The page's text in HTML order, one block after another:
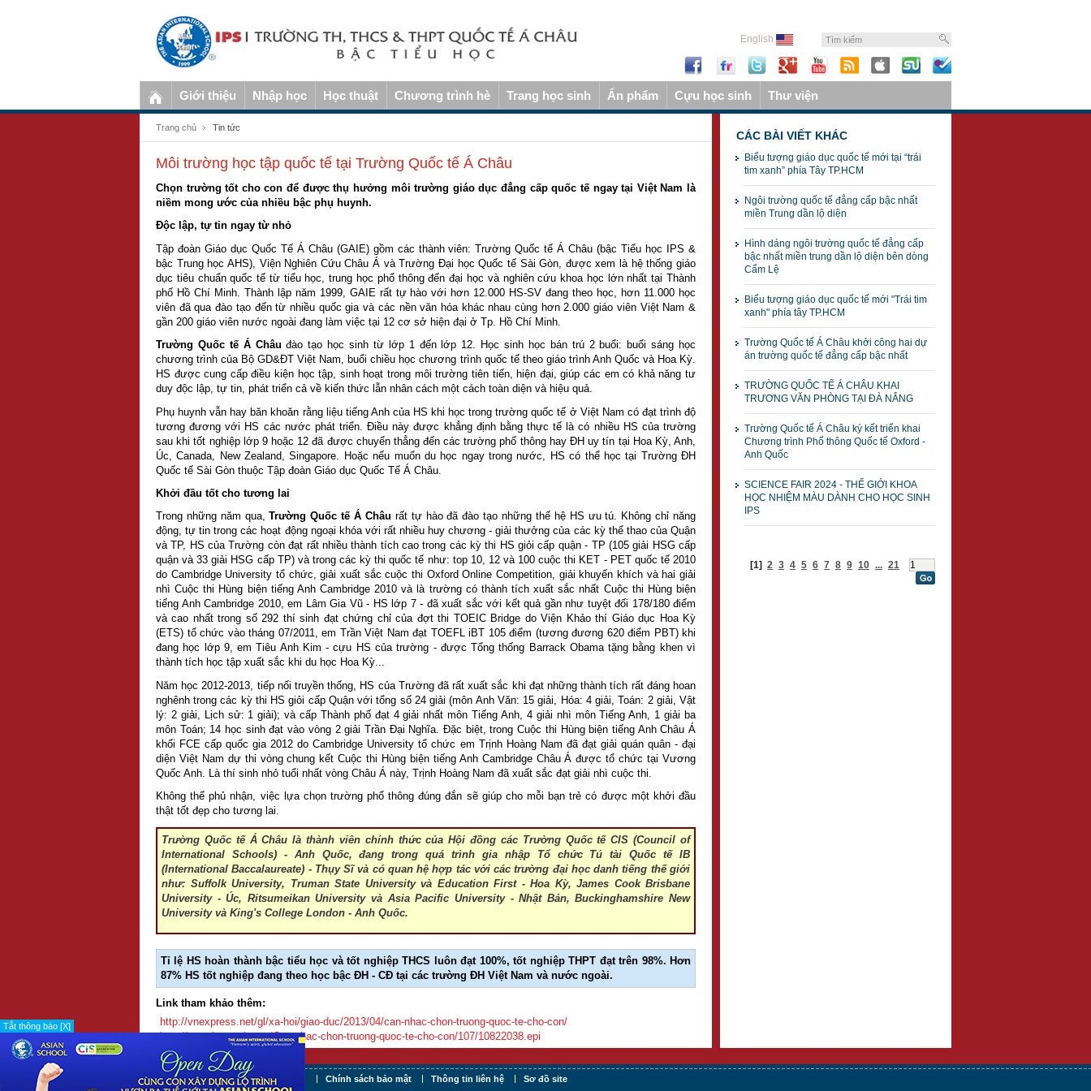
English
Giới thiệu Nhập học Học thuật Chương trình hè Trang học sinh Ấn phẩm Cựu học sinh Thư viện
Trang chủ Tin tức
Môi trường học tập quốc tế tại Trường Quốc tế Á Châu
Chọn trường tốt cho con để được thụ hưởng môi trường giáo dục đẳng cấp quốc tế ngay tại Việt Nam là
niềm mong ước của nhiều bậc phụ huynh.
Độc lập, tự tin ngay từ nhỏ
Tập đoàn Giáo dục Quốc Tế Á Châu (GAIE) gồm các thành viên: Trường Quốc tế Á Châu (bậc Tiểu học IPS &
bậc Trung học AHS), Viện Nghiên Cứu Châu Á và Trường Đại học Quốc tế Sài Gòn, được xem là hệ thống giáo
dục tiêu chuẩn quốc tế từ tiểu học, trung học phổ thông đến đại học và nghiên cứu khoa học lớn nhất tại Thành
phố Hồ Chí Minh. Thành lập năm 1999, GAIE rất tự hào với hơn 12.000 HS-SV đang theo học, hơn 11.000 học
viên đã qua đào tạo đến từ nhiều quốc gia và các nền văn hóa khác nhau cùng hơn 2.000 giáo viên Việt Nam &
gần 200 giáo viên nước ngoài đang làm việc tại 12 cơ sở hiện đại ở Tp. Hồ Chí Minh.
Trường Quốc tế Á Châu đào tạo học sinh từ lớp 1 đến lớp 12. Học sinh học bán trú 2 buổi: buổi sáng học
chương trình của Bộ GD&ĐT Việt Nam, buổi chiều học chương trình quốc tế theo giáo trình Anh Quốc và Hoa Kỳ.
HS được cung cấp điều kiện học tập, sinh hoạt trong môi trường tiên tiến, hiện đại, giúp các em có khả năng tư
duy độc lập, tự tin, phát triển cả về kiến thức lẫn nhân cách một cách toàn diện và hiệu quả.
Phụ huynh vẫn hay băn khoăn rằng liệu tiếng Anh của HS khi học trong trường quốc tế ở Việt Nam có đạt trình độ
tương đương với HS các nước phát triển. Điều này được khẳng định bằng thực tế là có nhiều HS của trường
sau khi tốt nghiệp lớp 9 hoặc 12 đã được chuyển thẳng đến các trường phổ thông hay ĐH uy tín tại Hoa Kỳ, Anh,
Úc, Canada, New Zealand, Singapore. Hoặc nếu muốn du học ngay trong nước, HS có thể học tại Trường ĐH
Quốc tế Sài Gòn thuộc Tập đoàn Giáo dục Quốc Tế Á Châu.
Khởi đầu tốt cho tương lai
Trong những năm qua,Trường Quốc tế Á Châu rất tự hào đã đào tạo những thế hệ HS ưu tú. Không chỉ năng
động, tự tin trong các hoạt động ngoại khóa với rất nhiều huy chương - giải thưởng của các kỳ thể thao của Quận
và TP, HS của Trường còn đạt rất nhiều thành tích cao trong các kỳ thi HS giỏi cấp quận - TP (105 giải HSG cấp
quận và 33 giải HSG cấp TP) và trong các kỳ thi quốc tế như: top 10, 12 và 100 cuộc thi KET - PET quốc tế 2010
do Cambridge University tổ chức, giải xuất sắc cuộc thi Oxford Online Competition, giải khuyến khích và hai giải
nhì Cuộc thi Hùng biện tiếng Anh Cambridge 2010 và là trường có thành tích xuất sắc nhất Cuộc thi Hùng biện
tiếng Anh Cambridge 2010, em Lâm Gia Vũ - HS lớp 7 - đã xuất sắc với kết quả gần như tuyệt đối 178/180 điểm
và cao nhất trong số 292 thí sinh đạt chứng chỉ của đợt thi TOEIC Bridge do Viện Khảo thí Giáo dục Hoa Kỳ
(ETS) tổ chức vào tháng 07/2011, em Trần Việt Nam đạt TOEFL iBT 105 điểm (tương đương 620 điểm PBT) khi
đang học lớp 9, em Tiêu Anh Kim - cựu HS của trường - được Tổng thống Barrack Obama tặng bằng khen vì
thành tích học tập xuất sắc khi du học Hoa Kỳ...
Năm học 2012-2013, tiếp nối truyền thống, HS của Trường đã rất xuất sắc khi đạt những thành tích rất đáng hoan
nghênh trong các kỳ thi HS giỏi cấp Quận với tổng số 24 giải (môn Anh Văn: 15 giải, Hóa: 4 giải, Toán: 2 giải, Vật
lý: 2 giải, Lịch sử: 1 giải); và cấp Thành phố đạt 4 giải nhất môn Tiếng Anh, 4 giải nhì môn Tiếng Anh, 1 giải ba
môn Toán; 14 học sinh đạt vào vòng 2 giải Trần Đại Nghĩa. Đặc biệt, trong Cuộc thi Hùng biện tiếng Anh Châu Á
khối FCE cấp quốc gia 2012 do Cambridge University tổ chức em Trịnh Hoàng Nam đã đạt giải quán quân - đại
diện Việt Nam dự thi vòng chung kết Cuộc thi Hùng biện tiếng Anh Cambridge Châu Á được tổ chức tại Vương
Quốc Anh. Là thí sinh nhỏ tuổi nhất vòng Châu Á này, Trịnh Hoàng Nam đã xuất sắc đạt giải nhì cuộc thi.
Không thể phủ nhận, việc lựa chọn trường phổ thông đúng đắn sẽ giúp cho mỗi bạn trẻ có được một khởi đầu
thật tốt đẹp cho tương lai.
Trường Quốc tế Á Châu là thành viên chính thức của Hội đồng các Trường Quốc tế CIS (Council of
International Schools) - Anh Quốc, đang trong quá trình gia nhập Tổ chức Tú tài Quốc tế IB
(International Baccalaureate) - Thụy Sĩ và có quan hệ hợp tác với các trường đại học danh tiếng thế giới
như: Suffolk University, Truman State University và Education First - Hoa Kỳ, James Cook Brisbane
University - Úc, Ritsumeikan University và Asia Pacific University - Nhật Bản, Buckinghamshire New
University và King's College London - Anh Quốc.
Tỉ lệ HS hoàn thành bậc tiểu học và tốt nghiệp THCS luôn đạt 100%, tốt nghiệp THPT đạt trên 98%. Hơn
87% HS tốt nghiệp đang theo học bậc ĐH - CĐ tại các trường ĐH Việt Nam và nước ngoài.
Link tham khảo thêm:
http://vnexpress.net/gl/xa-hoi/giao-duc/2013/04/can-nhac-chon-truong-quoc-te-cho-con/
http://www.baomoi.com/Can-nhac-chon-truong-quoc-te-cho-con/107/10822038.epi
CÁC BÀI VIẾT KHÁC
Biểu tượng giáo dục quốc tế mới tại “trái
tim xanh” phía Tây TP.HCM
Ngôi trường quốc tế đẳng cấp bậc nhất
miền Trung dần lộ diện
Hình dáng ngôi trường quốc tế đẳng cấp
bậc nhất miền trung dần lộ diện bên dòng
Cẩm Lệ
Biểu tượng giáo dục quốc tế mới "Trái tim
xanh" phía tây TP.HCM
Trường Quốc tế Á Châu khởi công hai dự
án trường quốc tế đẳng cấp bậc nhất
TRƯỜNG QUỐC TẾ Á CHÂU KHAI
TRƯƠNG VĂN PHÒNG TẠI ĐÀ NẴNG
Trường Quốc tế Á Châu ký kết triển khai
Chương trình Phổ thông Quốc tế Oxford -
Anh Quốc
SCIENCE FAIR 2024 - THẾ GIỚI KHOA
HỌC NHIỆM MÀU DÀNH CHO HỌC SINH
IPS
[1] 2 3 4 5 6 7 8 9 10 ... 21
Tuyển dụng Điều khoản sử dụng Chính sách bảo mật Thông tin liên hệ Sơ đồ site
Tắt thông báo [X]